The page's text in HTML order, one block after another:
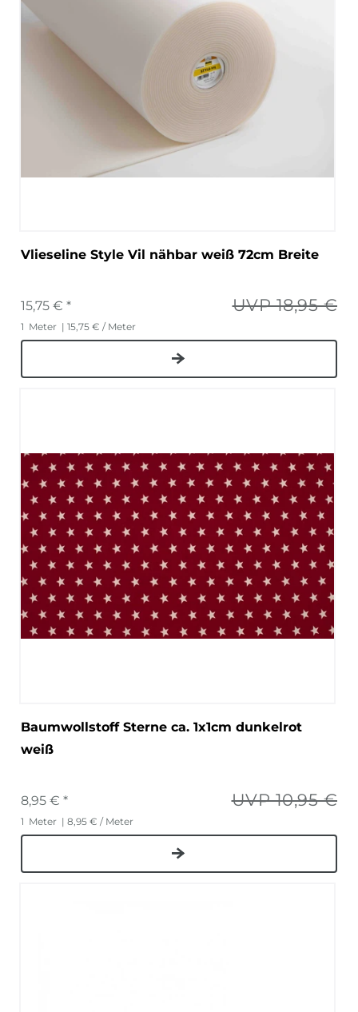
Vlieseline Style Vil nähbar weiß 72cm Breite
UVP 18,95 €
15,75 € *
1 Meter | 15,75 € / Meter
Baumwollstoff Sterne ca. 1x1cm dunkelrot
weiß
UVP 10,95 €
8,95 € *
1 Meter | 8,95 € / Meter